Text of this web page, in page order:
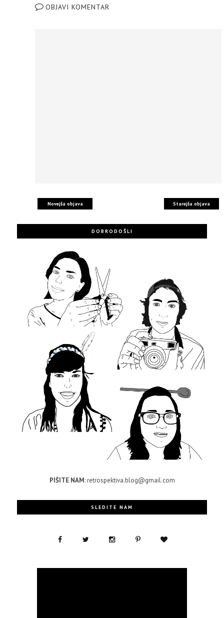
OBJAVI KOMENTAR
Novejša objava Starejša objava
DOBRODOŠLI
PIŠITE NAM: retrospektiva.blog@gmail.com
SLEDITE NAM